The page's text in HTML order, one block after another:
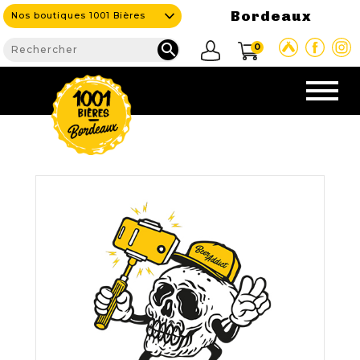
Nos boutiques 1001 Bières Bordeaux
 0

NOS PRODUITS
Nouveautés
Nos Bières